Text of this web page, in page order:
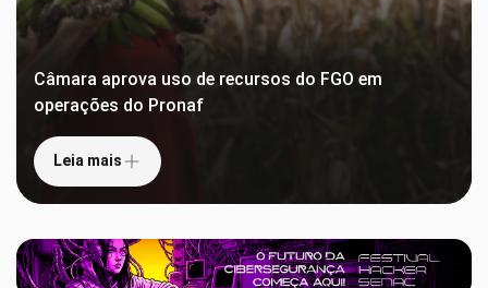
Câmara aprova uso de recursos do FGO em
operações do Pronaf
Leia mais